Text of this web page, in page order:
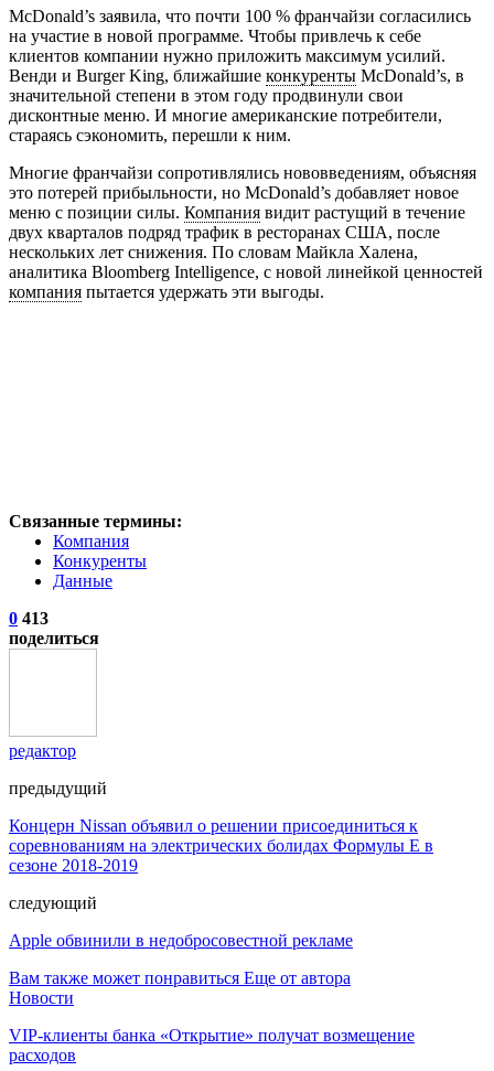
McDonald’s заявила, что почти 100 % франчайзи согласились
на участие в новой программе. Чтобы привлечь к себе
клиентов компании нужно приложить максимум усилий.
Венди и Burger King, ближайшие конкуренты McDonald’s, в
значительной степени в этом году продвинули свои
дисконтные меню. И многие американские потребители,
стараясь сэкономить, перешли к ним.
Многие франчайзи сопротивлялись нововведениям, объясняя
это потерей прибыльности, но McDonald’s добавляет новое
меню с позиции силы. Компания видит растущий в течение
двух кварталов подряд трафик в ресторанах США, после
нескольких лет снижения. По словам Майкла Халена,
аналитика Bloomberg Intelligence, с новой линейкой ценностей
компания пытается удержать эти выгоды.
Связанные термины:
Компания
Конкуренты
Данные
0 413
поделиться
редактор
предыдущий
Концерн Nissan объявил о решении присоединиться к
соревнованиям на электрических болидах Формулы Е в
сезоне 2018-2019
следующий
Apple обвинили в недобросовестной рекламе
Вам также может понравиться Еще от автора
Новости
VIP-клиенты банка «Открытие» получат возмещение
расходов